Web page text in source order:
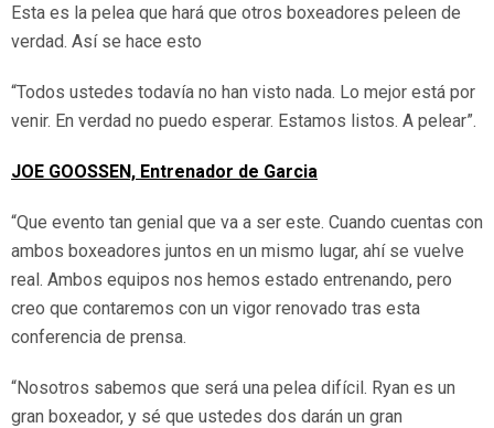
Esta es la pelea que hará que otros boxeadores peleen de
verdad. Así se hace esto
“Todos ustedes todavía no han visto nada. Lo mejor está por
venir. En verdad no puedo esperar. Estamos listos. A pelear”.
JOE GOOSSEN, Entrenador de Garcia
“Que evento tan genial que va a ser este. Cuando cuentas con
ambos boxeadores juntos en un mismo lugar, ahí se vuelve
real. Ambos equipos nos hemos estado entrenando, pero
creo que contaremos con un vigor renovado tras esta
conferencia de prensa.
“Nosotros sabemos que será una pelea difícil. Ryan es un
gran boxeador, y sé que ustedes dos darán un gran